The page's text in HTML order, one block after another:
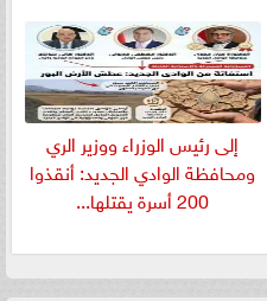
إلى رئيس الوزراء ووزير الري
ومحافظة الوادي الجديد: أنقذوا
200 أسرة يقتلها...